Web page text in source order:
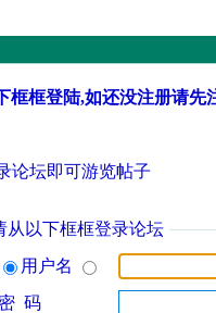
框框登陆,如还没注册请先
论坛即可游览帖子
从以下框框登录论坛
用户名
密 码